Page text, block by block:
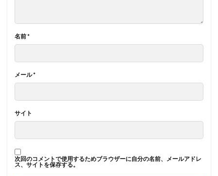
名前*
メール*
サイト
次回のコメントで使用するためブラウザーに自分の名前、メールアドレ
ス、サイトを保存する。